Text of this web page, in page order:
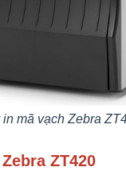
in mã vạch Zebra
ZT420